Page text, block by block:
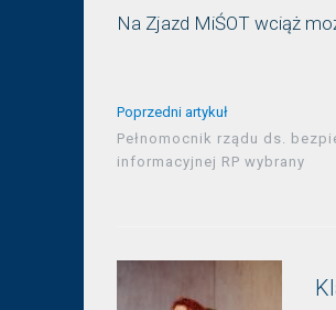
Na Zjazd MiŚOT wciąż
Poprzedni artykuł
Pełnomocnik rządu ds.
informacyjnej RP wybrany